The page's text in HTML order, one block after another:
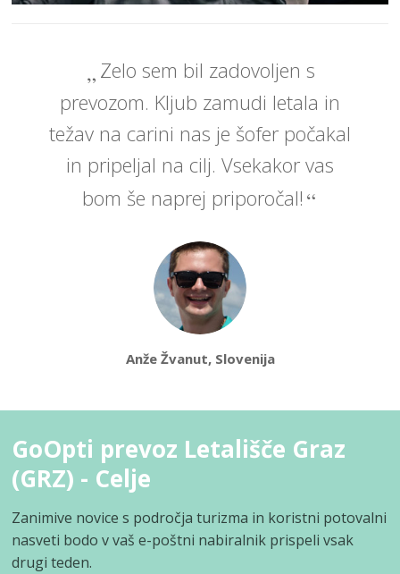
Zelo sem bil zadovoljen s
prevozom. Kljub zamudi letala in
težav na carini nas je šofer počakal
in pripeljal na cilj. Vsekakor vas
bom še naprej priporočal!
Anže Žvanut, Slovenija
GoOpti prevoz Letališče Graz
(GRZ) - Celje
Zanimive novice s področja turizma in koristni potovalni
nasveti bodo v vaš e-poštni nabiralnik prispeli vsak
drugi teden.